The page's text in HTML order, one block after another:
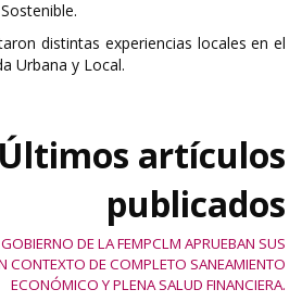
distintas experiencias locales en el
Urbana y Local.
Últimos artículos
publicados
DE LA FEMPCLM APRUEBAN SUS
CONTEXTO DE COMPLETO SANEAMIENTO
ECONÓMICO Y PLENA SALUD FINANCIERA.